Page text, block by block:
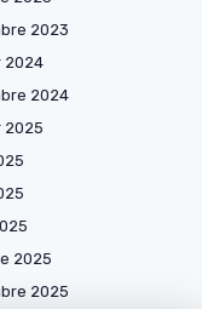
2023
2024
2024
2025
2025
2025